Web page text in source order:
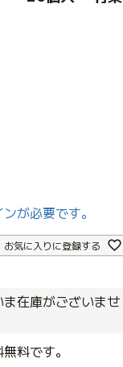
が必要です。
お気に入りに登録する
在庫がございませ
料です。